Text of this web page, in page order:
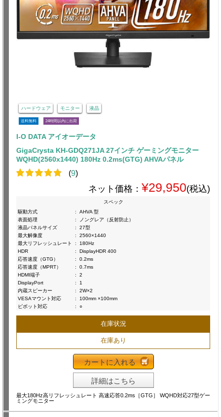
ハードウェア モニター 液晶
送料無料 24時間以内に出荷
I-O DATA アイオーデータ
GigaCrysta KH-GDQ271JA 27インチ ゲーミングモニター
WQHD(2560x1440) 180Hz 0.2ms(GTG) AHVAパネル
(9)
ネット価格： ¥29,950(税込)
スペック
駆動方式
:
AHVA 型
表面処理
:
ノングレア（反射防止）
液晶パネルサイズ
:
27型
最大解像度
:
2560×1440
最大リフレッシュレート
:
180Hz
HDR
:
DisplayHDR 400
応答速度（GTG）
:
0.2ms
応答速度（MPRT）
:
0.7ms
HDMI端子
:
2
DisplayPort
:
1
内蔵スピーカー
:
2W×2
VESAマウント対応
:
100mm ×100mm
ピボット対応
: ○
在庫状況
在庫あり
カートに入れる
詳細はこちら
最大180Hz高リフレッシュレート 高速応答0.2ms［GTG］ WQHD対応27型ゲー
ミングモニター